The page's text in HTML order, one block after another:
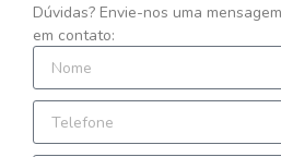
Dúvidas? Envie-nos uma
em contato: